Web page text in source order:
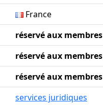
France
réservé aux membres
réservé aux membres
réservé aux membres
services juridiques